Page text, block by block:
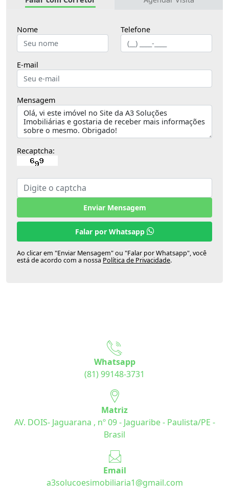
Nome Telefone
E-mail
Mensagem
Recaptcha:
Enviar Mensagem
Falar por Whatsapp
Ao clicar em "Enviar Mensagem" ou "Falar por Whatsapp", você
está de acordo com a nossa Política de Privacidade.
Whatsapp
(81) 99148-3731
Matriz
AV. DOIS- Jaguarana , nº 09 - Jaguaribe - Paulista/PE -
Brasil
Email
a3solucoesimobiliaria1@gmail.com